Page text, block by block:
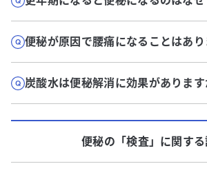
便秘が原因で腰痛になることはあり
炭酸水は便秘解消に効果があります
便秘の「検査」に関す